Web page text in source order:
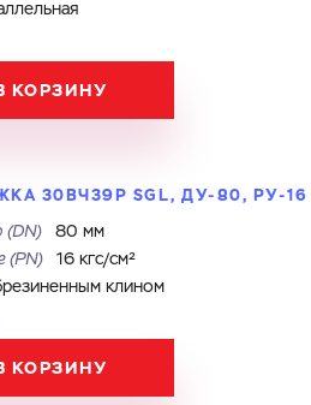
КОРЗИНУ
30ВЧ39Р SGL, ДУ-80, РУ-16
80 мм
(PN)
16 кгс/см²
клином
КОРЗИНУ